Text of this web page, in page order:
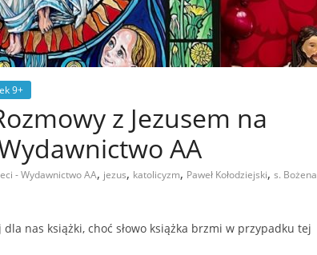
9+
z Jezusem na
AA
- Wydawnictwo AA, jezus, katolicyzm, Paweł Kołodziejski, s. Bożena
nas książki, choć słowo książka brzmi w przypadku tej